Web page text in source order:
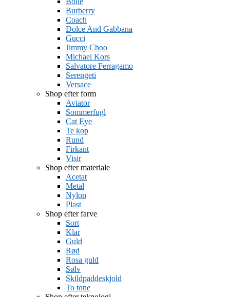
Burberry
Coach
Dolce And Gabbana
Gucci
Jimmy Choo
Michael Kors
Salvatore Ferragamo
Serengeti
Versace
Shop efter form
Aviator
Sommerfugl
Cat Eye
Te kop
Rund
Firkant
Visir
Shop efter materiale
Acetat
Metal
Nylon
Plast
Shop efter farve
Sort
Klar
Guld
Rød
Rosa guld
Sølv
Skildpaddeskjold
To tone